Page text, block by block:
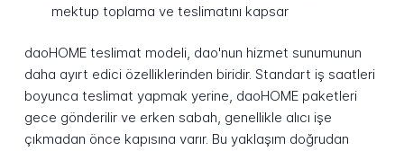
mektup toplama ve teslimatını kapsar
daoHOME teslimat modeli, dao'nun hizmet sunumunun
daha ayırt edici özelliklerinden biridir. Standart iş saatleri
boyunca teslimat yapmak yerine, daoHOME paketleri
gece gönderilir ve erken sabah, genellikle alıcı işe
çıkmadan önce kapısına varır. Bu yaklaşım doğrudan